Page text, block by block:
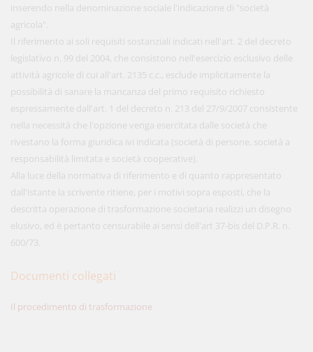
inserendo nella denominazione sociale l'indicazione di "società
agricola".
Il riferimento ai soli requisiti sostanziali indicati nell'art. 2 del decreto
legislativo n. 99 del 2004, che consistono nell'esercizio esclusivo delle
attività agricole di cui all'art. 2135 c.c., esclude implicitamente la
possibilità di sanare la mancanza del primo requisito richiesto
espressamente dall'art. 1 del decreto n. 213 del 27/9/2007 consistente
nella necessità che l'opzione venga esercitata dalle società che
rivestano la forma giuridica ivi indicata (società di persone, società a
responsabilità limitata e società cooperative).
Alla luce della normativa di riferimento e di quanto rappresentato
dall'istante la scrivente ritiene, per i motivi sopra esposti, che la
descritta operazione di trasformazione societaria realizzi un disegno
elusivo, ed è pertanto censurabile ai sensi dell'art 37-bis del D.P.R. n.
600/73.
Documenti collegati
Il procedimento di trasformazione